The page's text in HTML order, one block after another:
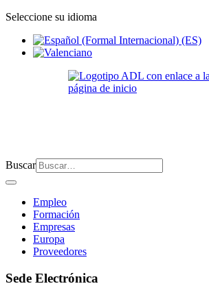
Seleccione su idioma
Buscar
Empleo
Formación
Empresas
Europa
Proveedores
Sede Electrónica